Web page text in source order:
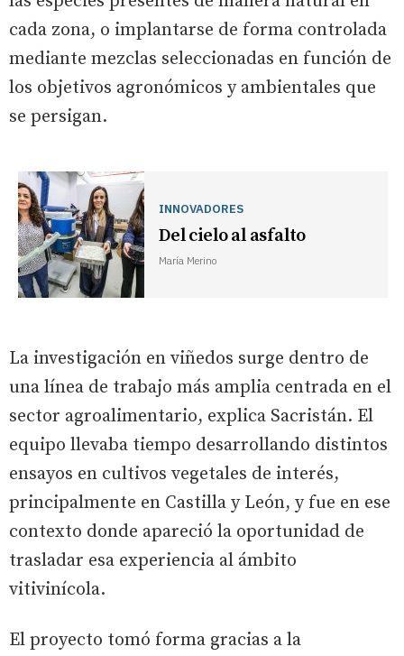
cada zona, o implantarse de forma controlada
mediante mezclas seleccionadas en función de
los objetivos agronómicos y ambientales que
se persigan.
INNOVADORES
Del cielo al asfalto
María Merino
La investigación en viñedos surge dentro de
una línea de trabajo más amplia centrada en el
sector agroalimentario, explica Sacristán. El
equipo llevaba tiempo desarrollando distintos
ensayos en cultivos vegetales de interés,
principalmente en Castilla y León, y fue en ese
contexto donde apareció la oportunidad de
trasladar esa experiencia al ámbito
vitivinícola.
El proyecto tomó forma gracias a la